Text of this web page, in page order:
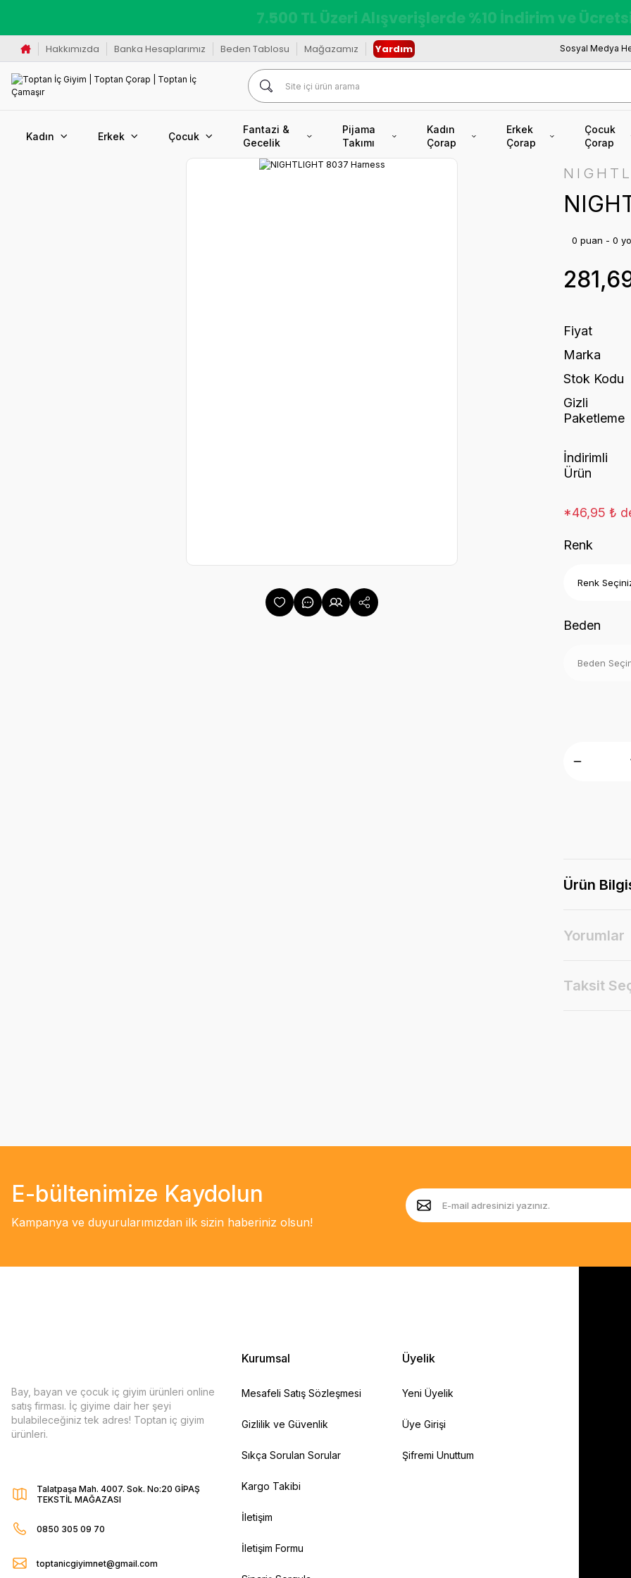
Kredi Kartına Vade Farksız +6 Taksit
Hakkımızda Banka Hesaplarımız Beden Tablosu Mağazamız Yardım Sosyal Medya
Kadın Erkek Çocuk
Fantazi &
Gecelik
Pijama
Takımı
Kadın
Çorap
Erkek
Çorap
Çocuk
Çorap
0 puan - 0
Fiyat
Marka
Stok Kodu
Gizli
Paketleme
İndirimli
Ürün
*46,95 ₺
Renk
Beden
Ürün
Yorumlar
Taksit
E-bültenimize Kaydolun
Kampanya ve duyurularımızdan ilk sizin haberiniz olsun!
Bay, bayan ve çocuk iç giyim ürünleri online
satış firması. İç giyime dair her şeyi
bulabileceğiniz tek adres! Toptan iç giyim
ürünleri.
Talatpaşa Mah. 4007. Sok. No:20 GİPAŞ
TEKSTİL MAĞAZASI
0850 305 09 70
toptanicgiyimnet@gmail.com
Kurumsal
Mesafeli Satış Sözleşmesi
Gizlilik ve Güvenlik
Sıkça Sorulan Sorular
Kargo Takibi
İletişim
İletişim Formu
Üyelik
Yeni Üyelik
Üye Girişi
Şifremi Unuttum